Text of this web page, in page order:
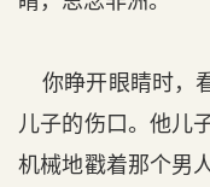
你睁开眼睛时，
儿子的伤口。他儿
机械地戳着那个男